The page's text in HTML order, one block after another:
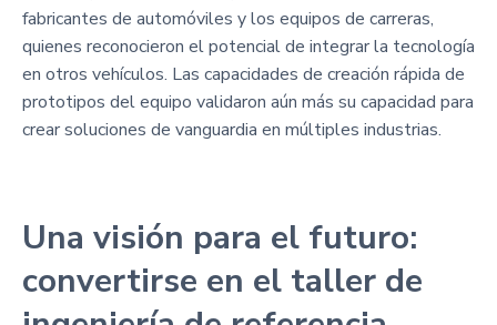
fabricantes de automóviles y los equipos de carreras,
quienes reconocieron el potencial de integrar la tecnología
en otros vehículos. Las capacidades de creación rápida de
prototipos del equipo validaron aún más su capacidad para
crear soluciones de vanguardia en múltiples industrias.
Una visión para el futuro:
convertirse en el taller de